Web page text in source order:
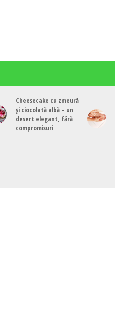
Cheesecake cu zmeură
și ciocolată albă – un
desert elegant, fără
compromisuri